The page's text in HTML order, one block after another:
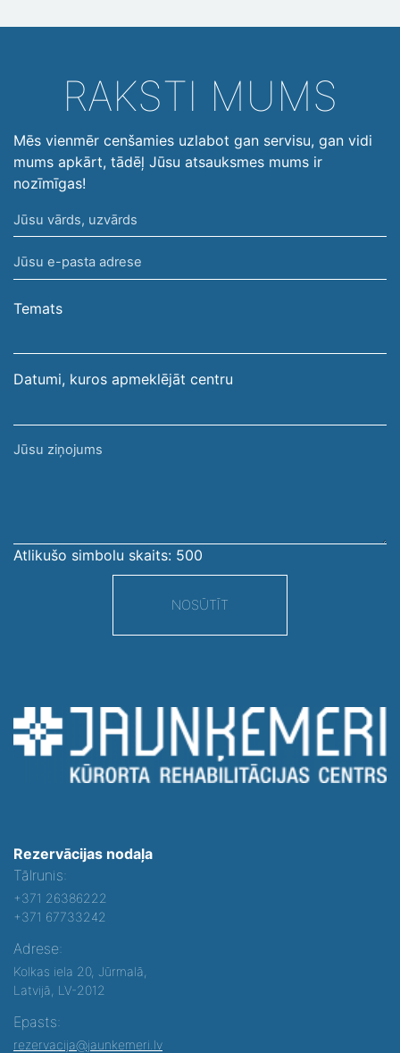
RAKSTI MUMS
Mēs vienmēr cenšamies uzlabot gan servisu, gan vidi
mums apkārt, tādēļ Jūsu atsauksmes mums ir
nozīmīgas!
Jūsu
vārds,
uzvārds
Jūsu
e-
pasta
Temats
Datumi, kuros apmeklējāt centru
Jūsu
Atlikušo simbolu skaits: 500
NOSŪTĪT
Rezervācijas nodaļa
Tālrunis:
+371 26386222
+371 67733242
Adrese:
Kolkas iela 20, Jūrmalā,
Latvijā, LV-2012
Epasts:
rezervacija@jaunkemeri.lv